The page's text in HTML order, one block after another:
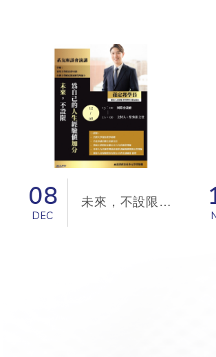
來演講。
Taiwan as Pioneer是德
國聯邦教育及研究部
(BMBF)針對台灣的跨領
域研究計畫，共有三所
大學參與，分別為特里
學、圖賓根大學。
08
DEC
未來，不設限：為自己的人生經驗值加分